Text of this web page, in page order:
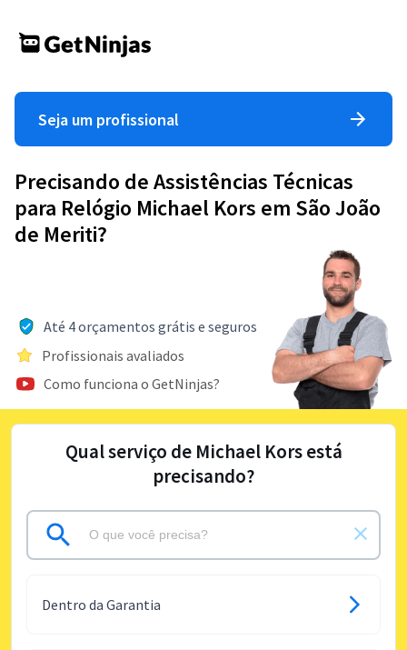
Seja um profissional
Precisando de Assistências Técnicas
para Relógio Michael Kors em São João
de Meriti?
Até 4 orçamentos grátis e seguros
Profissionais avaliados
Como funciona o GetNinjas?
Qual serviço de Michael Kors está
precisando?
Dentro da Garantia